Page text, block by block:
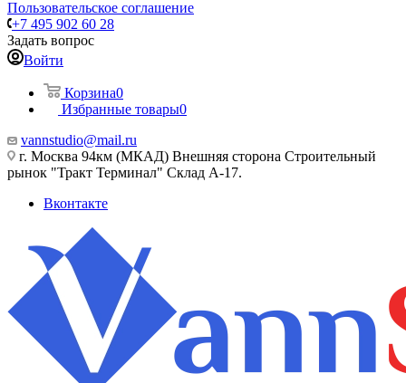
Пользовательское соглашение
+7 495 902 60 28
Задать вопрос
Войти
Корзина0
Избранные товары0
vannstudio@mail.ru
г. Москва 94км (МКАД) Внешняя сторона Строительный
рынок "Тракт Терминал" Склад А-17.
Вконтакте